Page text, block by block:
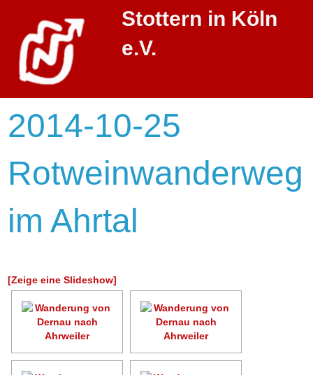
Stottern in Köln
e.V.
2014-10-25
Rotweinwanderweg
im Ahrtal
[Zeige eine Slideshow]